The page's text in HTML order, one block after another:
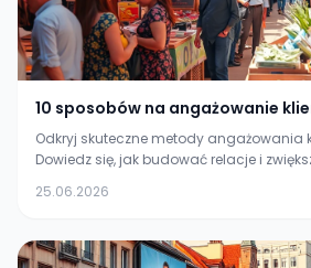
10 sposobów na angażowanie
Odkryj skuteczne metody angażowania
Dowiedz się, jak budować relacje i
25.06.2026